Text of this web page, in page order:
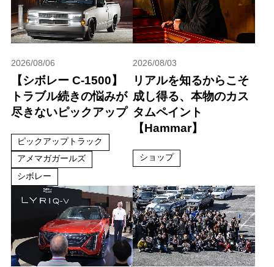
2026/08/06
【シボレー C-1500】
トラブル続きの悩みが
尽きないピックアップ
ピックアップトラック
アメマガガールズ
シボレー
2026/08/03
リアルを知るからこそ
成し得る、本物のカス
タムペイント
【Hammar】
ショップ